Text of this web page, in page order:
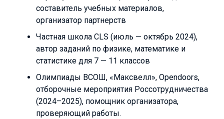
составитель учебных материалов,
организатор партнерств
Частная школа CLS (июль — октябрь 2024),
автор заданий по физике, математике и
статистике для 7 — 11 классов
Олимпиады BCOШ, «Максвелл», Opendoors,
отборочные мероприятия Россотрудничества
(2024–2025), помощник организатора,
проверяющий работы.